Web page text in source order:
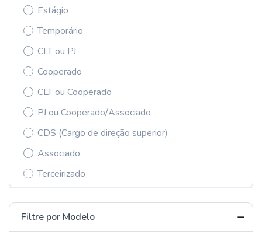
Estágio
Temporário
CLT ou PJ
Cooperado
CLT ou Cooperado
PJ ou Cooperado/Associado
CDS (Cargo de direção superior)
Associado
Terceirizado
Filtre por Modelo